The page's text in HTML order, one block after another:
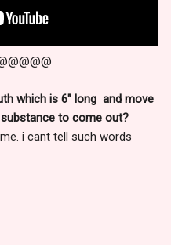
which is 6" long and move
to come out?
i cant tell such words